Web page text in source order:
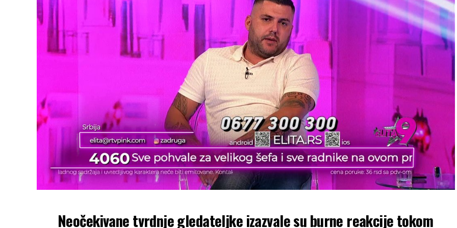
Neočekivane tvrdnje gledateljke izazvale su burne reakcije tokom